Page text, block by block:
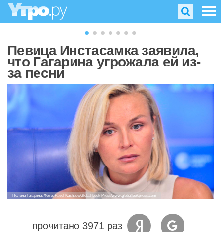
Певица Инстасамка заявила,
что Гагарина угрожала ей из-
за песни
Полина Гагарина. Фото: Pavel Kashaev/Global Look Press/www.globallookpress.com
прочитано 3971 раз